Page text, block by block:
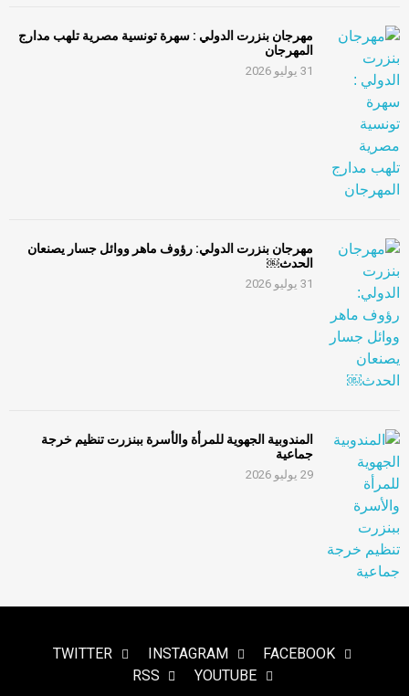
مهرجان بنزرت الدولي : سهرة تونسية مصرية تلهب مدارج
المهرجان
31 يوليو 2026
مهرجان بنزرت الدولي: رؤوف ماهر ووائل جسار يصنعان
الحدث￼
31 يوليو 2026
المندوبية الجهوية للمرأة والأسرة ببنزرت تنظيم خرجة
جماعية
29 يوليو 2026
FACEBOOK
INSTAGRAM
TWITTER
YOUTUBE
RSS